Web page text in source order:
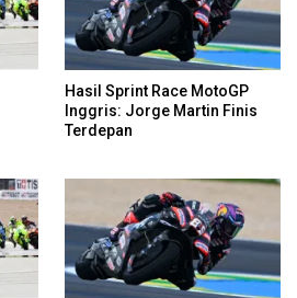
Hasil Sprint Race MotoGP
Inggris: Jorge Martin Finis
Terdepan